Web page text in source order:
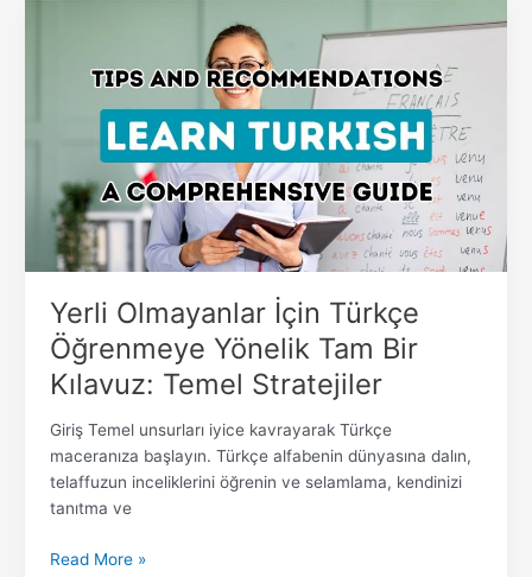
Yerli Olmayanlar İçin Türkçe
Öğrenmeye Yönelik Tam Bir
Kılavuz: Temel Stratejiler
Giriş Temel unsurları iyice kavrayarak Türkçe
maceranıza başlayın. Türkçe alfabenin dünyasına dalın,
telaffuzun inceliklerini öğrenin ve selamlama, kendinizi
tanıtma ve
Türkçe
Öğrenmeye
Bir
Kılavuz:
Temel
Stratejiler
Read More »